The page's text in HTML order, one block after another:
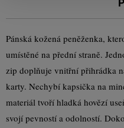
Pánská kožená peněženka,
umístěné na přední straně.
zip doplňuje vnitřní přihrádka
karty. Nechybí kapsička na
materiál tvoří hladká hovězí
svojí pevností a odolností.